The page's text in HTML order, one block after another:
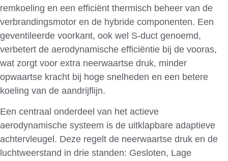
remkoeling en een efficiënt thermisch beheer van de
verbrandingsmotor en de hybride componenten. Een
geventileerde voorkant, ook wel S-duct genoemd,
verbetert de aerodynamische efficiëntie bij de vooras,
wat zorgt voor extra neerwaartse druk, minder
opwaartse kracht bij hoge snelheden en een betere
koeling van de aandrijflijn.
Een centraal onderdeel van het actieve
aerodynamische systeem is de uitklapbare adaptieve
achtervleugel. Deze regelt de neerwaartse druk en de
luchtweerstand in drie standen: Gesloten, Lage